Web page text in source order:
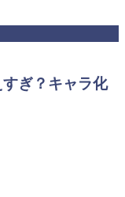
ぎ？キャラ化